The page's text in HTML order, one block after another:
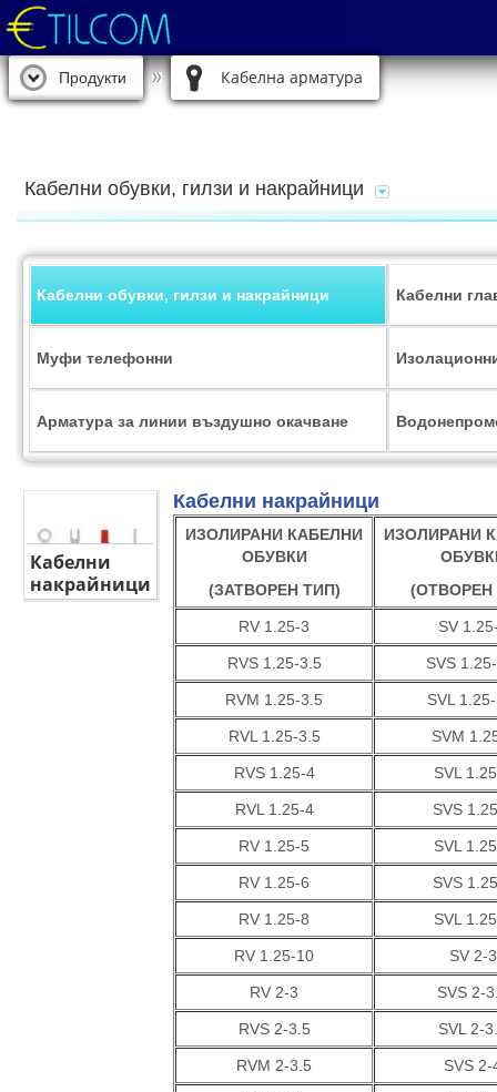
Продукти Кабелна арматура
Кабелни обувки, гилзи и накрайници
Кабелни обувки, гилзи и накрайници Кабелни
Муфи телефонни
Арматура за линии въздушно окачване
Кабелни
накрайници
Кабелни накрайници
ИЗОЛИРАНИ КАБЕЛНИ
ОБУВКИ
(ЗАТВОРЕН ТИП)
ИЗОЛИРАНИ
(ОТВОРЕН
RV 1.25-3 SV
RVS 1.25-3.5 SVS
RVM 1.25-3.5 SVL
RVL 1.25-3.5 SVM
RVS 1.25-4 SVL
RVL 1.25-4 SVS
RV 1.25-5 SVL
RV 1.25-6 SVS
RV 1.25-8 SVL
RV 1.25-10 SV 2-3
RV 2-3 SVS 2-
RVS 2-3.5 SVL 2-
RVM 2-3.5 SVS 2-